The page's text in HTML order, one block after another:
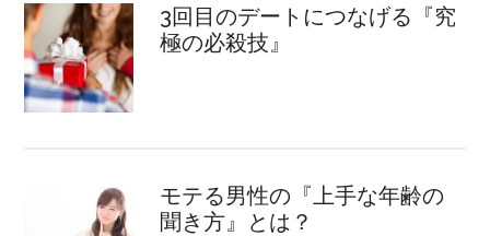
3回目のデートにつなげる『究
極の必殺技』
モテる男性の『上手な年齢の
聞き方』とは？